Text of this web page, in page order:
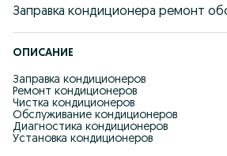
Заправка кондиционера ремонт
ОПИСАНИЕ
Заправка кондиционеров
Ремонт кондиционеров
Чистка кондиционеров
Обслуживание кондиционеров
Диагностика кондиционеров
Установка кондиционеров